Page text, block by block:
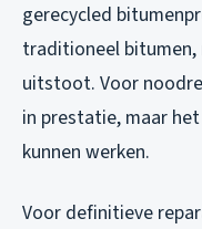
gerecycled
traditioneel bitumen,
uitstoot. Voor
in prestatie, maar
kunnen werken.
Voor definitieve